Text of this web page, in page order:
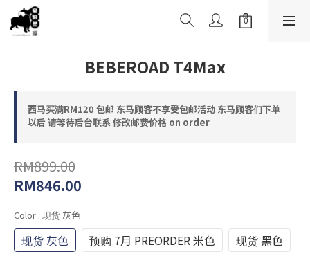
BEBEROAD T4Max
西马买满RM120 包邮 东马顾客不享受包邮活动 东马顾客们下单
以后 请等待后台联系 修改邮费价格 on order
RM899.00
RM846.00
Color : 现货 灰色
现货 灰色 预购 7月 PREORDER 米色 现货 黑色